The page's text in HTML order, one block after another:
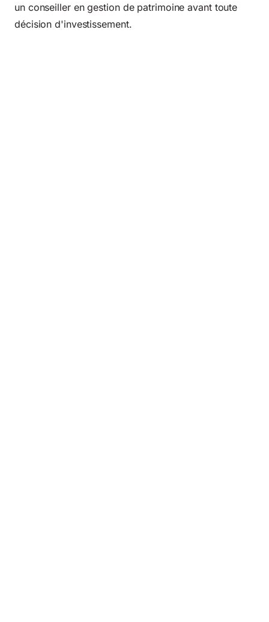
un conseiller en gestion de patrimoine avant toute
décision d'investissement.